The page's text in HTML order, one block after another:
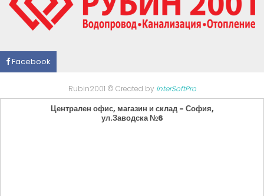
Facebook
Rubin2001 © Created by InterSoftPro
Централен офис, магазин и склад - София,
ул.Заводска №6